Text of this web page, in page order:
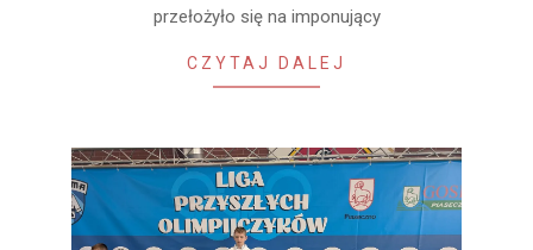
przełożyło się na imponujący
CZYTAJ DALEJ